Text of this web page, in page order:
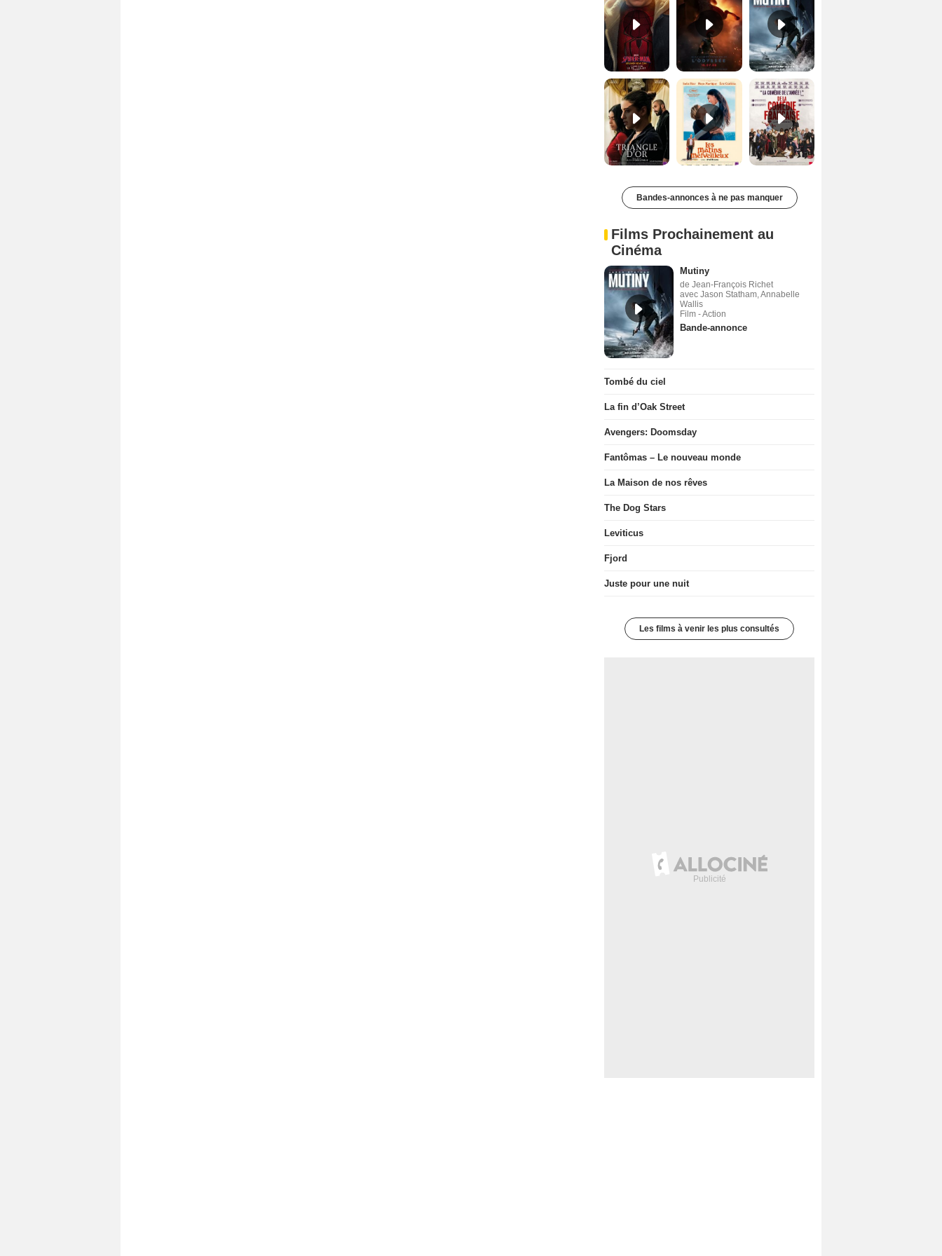
Les Matins merveilleux Bande-annonce VF De la Comédie-Française Teaser VF
Bandes-annonces à ne pas manquer
Films Prochainement au
Cinéma
Mutiny
de Jean-François Richet
avec Jason Statham, Annabelle
Wallis
Film - Action
Bande-annonce
Tombé du ciel
La fin d’Oak Street
Avengers: Doomsday
Fantômas – Le nouveau monde
La Maison de nos rêves
The Dog Stars
Leviticus
Fjord
Juste pour une nuit
Les films à venir les plus consultés